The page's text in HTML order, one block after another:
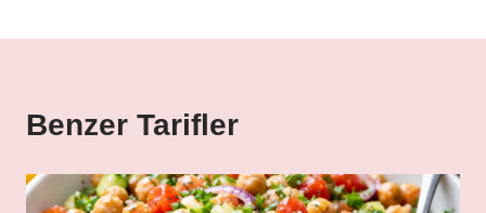
Benzer Tarifler